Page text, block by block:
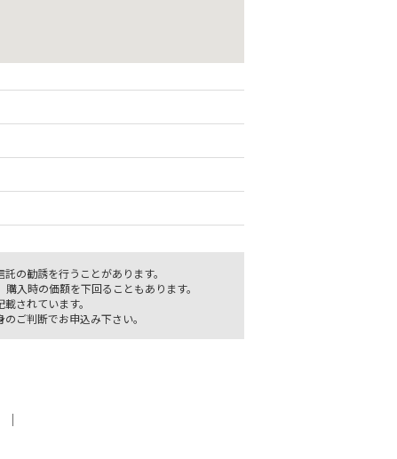
の勧誘を行うことがあります。
入時の価額を下回ることもあります。
されています。
ご判断でお申込み下さい。
｜